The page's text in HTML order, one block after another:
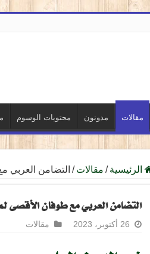
مقالات مدونون محتويات الوسوم
الرئيسية / مقالات / التضامن العربي
التضامن العربي مع طوفان
26 أكتوبر، 2023 مقالات